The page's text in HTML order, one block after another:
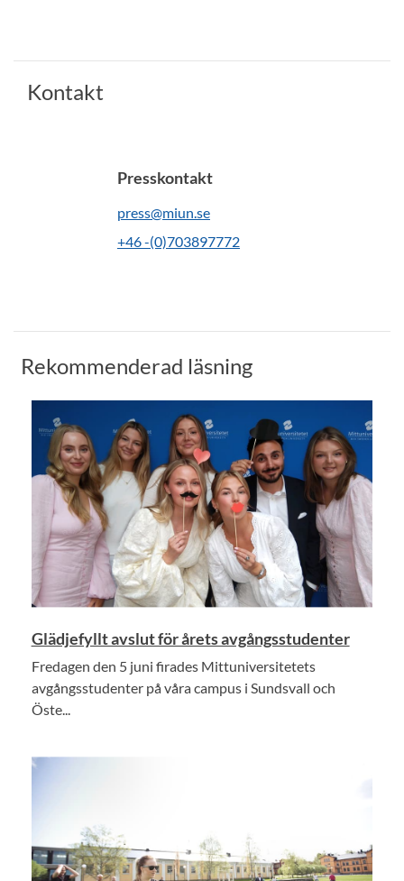
Kontakt
Presskontakt
press@miun.se
+46 -(0)703897772
Rekommenderad läsning
Glädjefyllt avslut för årets avgångsstudenter
Fredagen den 5 juni firades Mittuniversitetets
avgångsstudenter på våra campus i Sundsvall och
Öste...